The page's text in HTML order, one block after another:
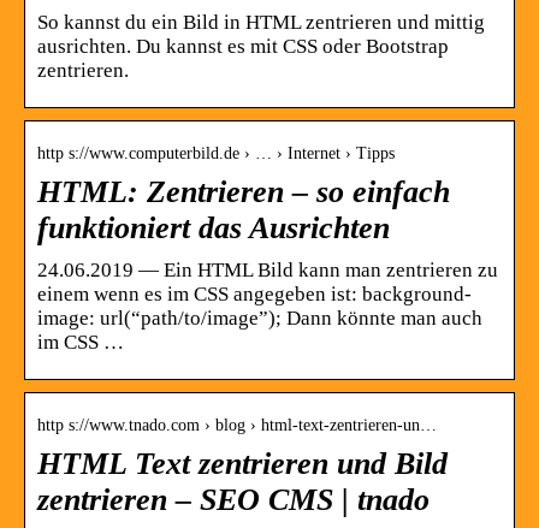
So kannst du ein Bild in HTML zentrieren und mittig
ausrichten. Du kannst es mit CSS oder Bootstrap
zentrieren.
http s://www.computerbild.de › … › Internet › Tipps
HTML: Zentrieren – so einfach
funktioniert das Ausrichten
24.06.2019 — Ein HTML Bild kann man zentrieren zu
einem wenn es im CSS angegeben ist: background-
image: url(“path/to/image”); Dann könnte man auch
im CSS …
http s://www.tnado.com › blog › html-text-zentrieren-un…
HTML Text zentrieren und Bild
zentrieren – SEO CMS | tnado